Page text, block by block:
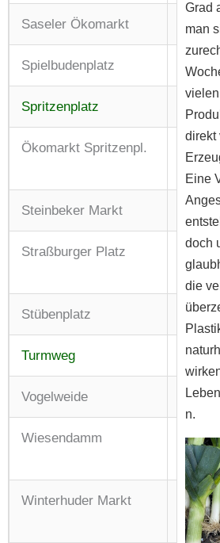
Saseler Ökomarkt Do:
Spielbudenplatz Mi:
Spritzenplatz Di +
Ökomarkt Spritzenpl.
Sa:
Steinbeker Markt Do:
Straßburger Platz
Mi:
Fr:
Stübenplatz Mi +
Turmweg Do:
Vogelweide Fr:
Wiesendamm
Di:
Fr:
Winterhuder Markt
Mi:
Sa:
Grad
man
direkt
Eine
doch
die
n.